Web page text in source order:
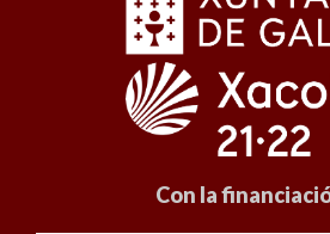
Con la